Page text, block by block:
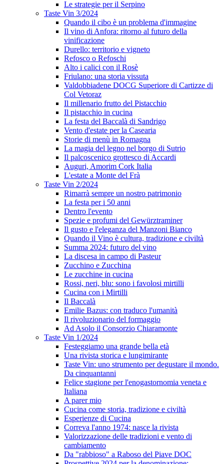
Le strategie per il Serpino
Taste Vin 3/2024
Quando il cibo è un problema d'immagine
Il vino di Anfora: ritorno al futuro della
vinificazione
Durello: territorio e vigneto
Refosco o Refoschi
Alto i calici con il Rosè
Friulano: una storia vissuta
Valdobbiadene DOCG Superiore di Cartizze di
Col Vetoraz
Il millenario frutto del Pistacchio
Il pistacchio in cucina
La festa del Baccalà di Sandrigo
Vento d'estate per la Casearia
Storie di menù in Romagna
La magia del legno nel borgo di Sutrio
Il palcoscenico grottesco di Accardi
Auguri, Amorim Cork Italia
L'estate a Monte del Frà
Taste Vin 2/2024
Rimarrà sempre un nostro patrimonio
La festa per i 50 anni
Dentro l'evento
Spezie e profumi del Gewürztraminer
Il gusto e l'eleganza del Manzoni Bianco
Quando il Vino è cultura, tradizione e civiltà
Summa 2024: futuro del vino
La discesa in campo di Pasteur
Zucchino e Zucchina
Le zucchine in cucina
Rossi, neri, blu: sono i favolosi mirtilli
Cucina con i Mirtilli
Il Baccalà
Emilie Bazus: con traduco l'umanità
Il rivoluzionario del formaggio
Ad Asolo il Consorzio Chiaramonte
Taste Vin 1/2024
Festeggiamo una grande bella età
Una rivista storica e lungimirante
Taste Vin: uno strumento per degustare il mondo.
Da cinquantanni
Felice stagione per l'enogastornomia veneta e
Italiana
A parer mio
Cucina come storia, tradizione e civiltà
Esperienze di Cucina
Correva l'anno 1974: nasce la rivista
Valorizzazione delle tradizioni e vento di
cambiamento
Da "rabbioso" a Raboso del Piave DOC